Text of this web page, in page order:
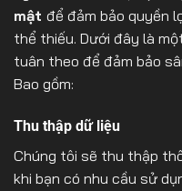
mật để đảm bảo quyền
thể thiếu. Dưới đây là
tuân theo để đảm bảo
Bao gồm:
Thu thập dữ liệu
Chúng tôi sẽ thu thập
khi bạn có nhu cầu sử